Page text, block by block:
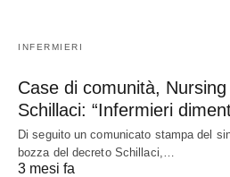
INFERMIERI
Case di comunità,
Schillaci: “Infermieri
Di seguito un comunicato stampa del
bozza del decreto Schillaci,…
3 mesi fa